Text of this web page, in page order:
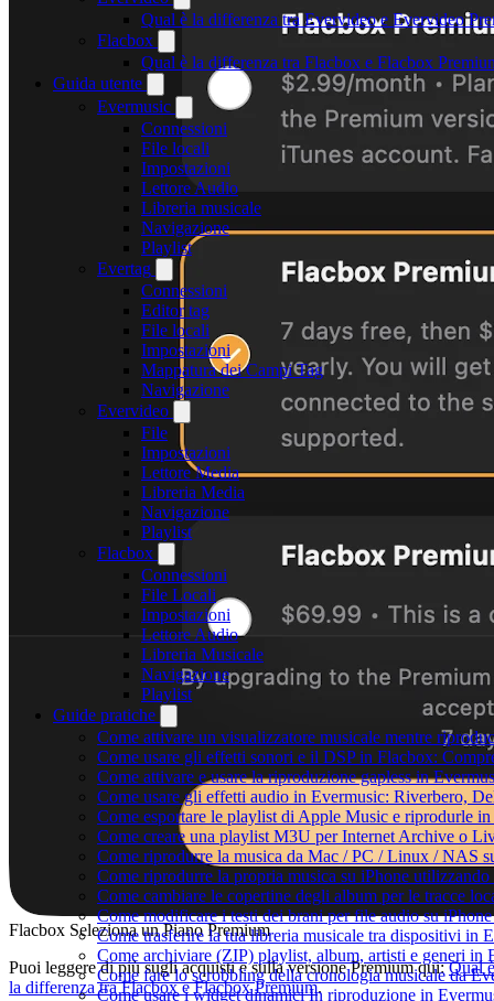
Qual è la differenza tra Evervideo e Evervideo
Flacbox
Qual è la differenza tra Flacbox e Flacbox
Guida utente
Evermusic
Connessioni
File locali
Impostazioni
Lettore Audio
Libreria musicale
Navigazione
Playlist
Evertag
Connessioni
Editor tag
File locali
Impostazioni
Mappatura dei Campi Tag
Navigazione
Evervideo
File
Impostazioni
Lettore Media
Libreria Media
Navigazione
Playlist
Flacbox
Connessioni
File Locali
Impostazioni
Lettore Audio
Libreria Musicale
Navigazione
Playlist
Guide pratiche
Come attivare un visualizzatore musicale mentre
Come usare gli effetti sonori e il DSP in Flacbox:
Come attivare e usare la riproduzione gapless in
Come usare gli effetti audio in Evermusic: Riverbero,
Come esportare le playlist di Apple Music e riprodurle
Come creare una playlist M3U per Internet Archive o
Come riprodurre la musica da Mac / PC / Linux / NAS
Come riprodurre la propria musica su iPhone utilizzando
Come cambiare le copertine degli album per le tracce
Come modificare i testi dei brani per file audio su
Come trasferire la tua libreria musicale tra dispositivi in
Come archiviare (ZIP) playlist, album, artisti e generi
Come fare lo scrobbling della cronologia musicale da
Come usare i widget dinamici In riproduzione in
Flacbox Seleziona un Piano Premium
Puoi leggere di più sugli acquisti e sulla versione Premium qui:Qual è
la differenza tra Flacbox e Flacbox Premium.